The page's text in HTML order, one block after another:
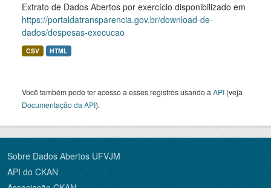
Extrato de Dados Abertos por exercício disponibilizado em
https://portaldatransparencia.gov.br/download-de-
dados/despesas-execucao
CSV HTML
Você também pode ter acesso a esses registros usando a API (veja
Documentação da API).
Sobre Dados Abertos UFVJM
API do CKAN